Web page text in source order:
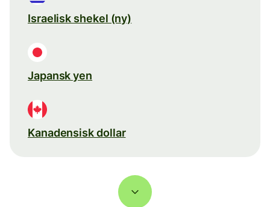
Israelisk shekel (ny)
Japansk yen
Kanadensisk dollar